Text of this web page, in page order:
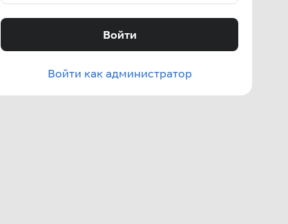
Войти
Войти как администратор